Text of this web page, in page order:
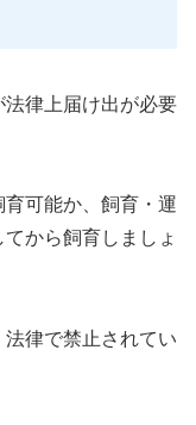
法律上届け出が必要
可能か、飼育・運
から飼育しましょ
律で禁止されてい